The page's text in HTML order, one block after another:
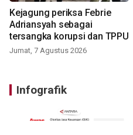
Kejagung periksa Febrie
Adriansyah sebagai
tersangka korupsi dan TPPU
Jumat, 7 Agustus 2026
Infografik